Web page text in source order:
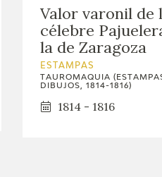
Valor varonil de
célebre
la de Zaragoza
ESTAMPAS
TAUROMAQUIA
DIBUJOS, 1814-1816)
1814 - 1816